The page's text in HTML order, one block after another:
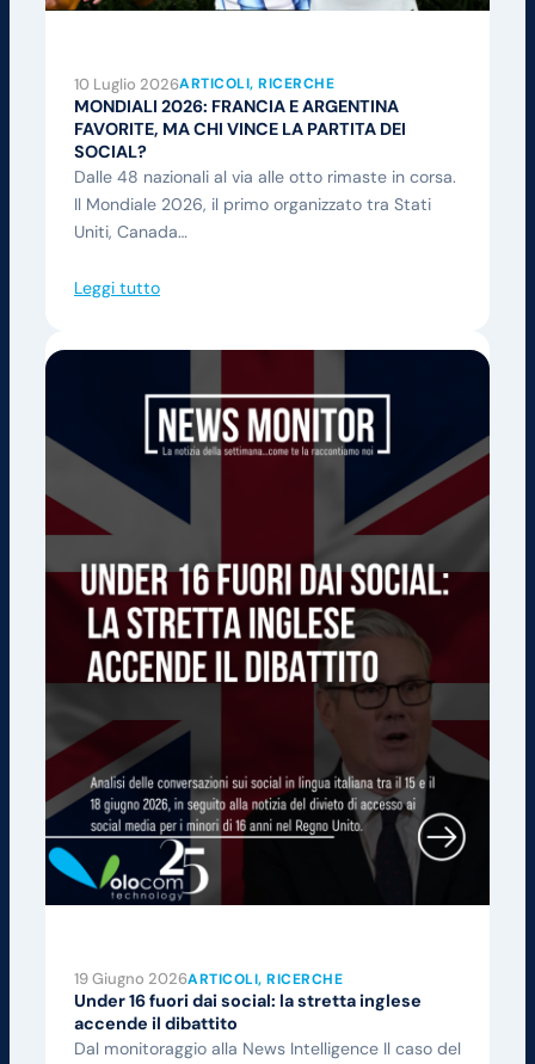
10 Luglio 2026ARTICOLI, RICERCHE
MONDIALI 2026: FRANCIA E ARGENTINA
FAVORITE, MA CHI VINCE LA PARTITA DEI
SOCIAL?
Dalle 48 nazionali al via alle otto rimaste in corsa.
Il Mondiale 2026, il primo organizzato tra Stati
Uniti, Canada…
Leggi tutto
19 Giugno 2026ARTICOLI, RICERCHE
Under 16 fuori dai social: la stretta inglese
accende il dibattito
Dal monitoraggio alla News Intelligence Il caso del